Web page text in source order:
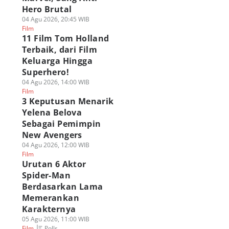
Hero Brutal
04 Agu 2026, 20:45 WIB
Film
11 Film Tom Holland
Terbaik, dari Film
Keluarga Hingga
Superhero!
04 Agu 2026, 14:00 WIB
Film
3 Keputusan Menarik
Yelena Belova
Sebagai Pemimpin
New Avengers
04 Agu 2026, 12:00 WIB
Film
Urutan 6 Aktor
Spider-Man
Berdasarkan Lama
Memerankan
Karakternya
05 Agu 2026, 11:00 WIB